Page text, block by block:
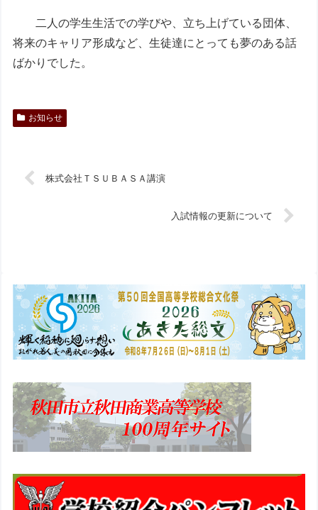
二人の学生生活での学びや、立ち上げている団体、
将来のキャリア形成など、生徒達にとっても夢のある話
ばかりでした。
お知らせ
株式会社ＴＳＵＢＡＳＡ講演
入試情報の更新について